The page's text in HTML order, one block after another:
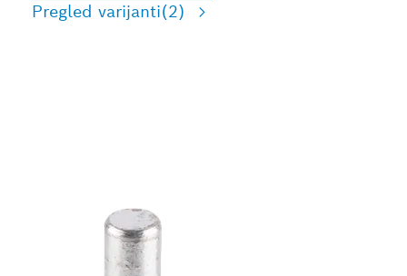
Pregled varijanti(2)